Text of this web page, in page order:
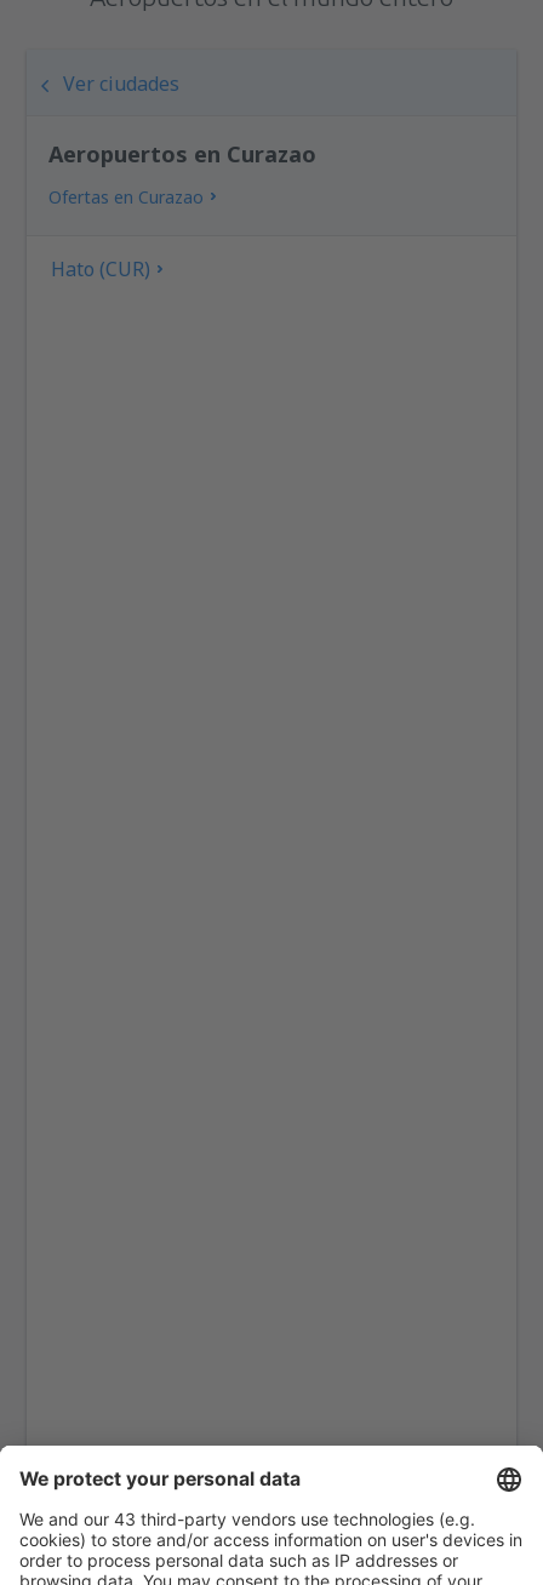
Ver ciudades
Aeropuertos en Curazao
Ofertas en Curazao
Hato (CUR)